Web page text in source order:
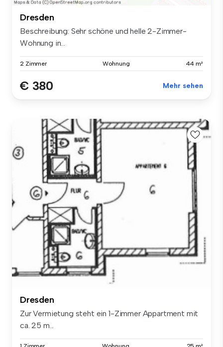
Dresden
Beschreibung: Sehr schöne und helle 2-Zimmer-
Wohnung in...
2 Zimmer Wohnung 44 m²
€ 380 Mehr sehen
Dresden
Zur Vermietung steht ein 1-Zimmer Appartment mit
ca. 25 m...